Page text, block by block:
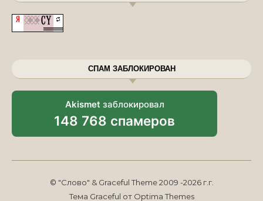
СПАМ ЗАБЛОКИРОВАН
Akismet заблокировал
148 768 спамеров
© "Слово" & Graceful Theme 2009 -2026 г.г.
Тема Graceful от Optima Themes